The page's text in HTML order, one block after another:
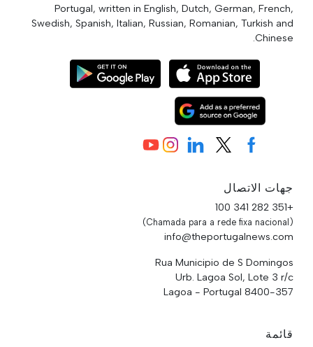
Portugal, written in English, Dutch, German, French,
Swedish, Spanish, Italian, Russian, Romanian, Turkish and
Chinese.
جهات الاتصال
+351 282 341 100
(Chamada para a rede fixa nacional)
info@theportugalnews.com
Rua Municipio de S Domingos
Urb. Lagoa Sol, Lote 3 r/c
8400-357 Lagoa - Portugal
قائمة